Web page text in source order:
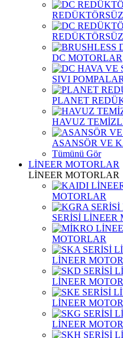
DC MOTORLAR
SIVI
PLANET
HAVUZ
ASANSÖR VE
Tümünü Gör
LİNEER MOTORLAR
LİNEER MOTORLAR
MOTORLAR
SERİSİ LİNEER
MOTORLAR
LİNEER
LİNEER
LİNEER
LİNEER